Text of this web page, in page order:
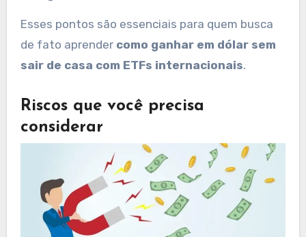
Esses pontos são essenciais para quem busca
de fato aprender como ganhar em dólar sem
sair de casa com ETFs internacionais.
Riscos que você precisa
considerar